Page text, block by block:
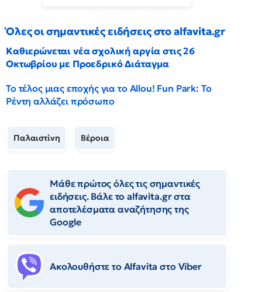
Όλες οι σημαντικές ειδήσεις στο alfavita.gr
Καθιερώνεται νέα σχολική αργία στις 26
Οκτωβρίου με Προεδρικό Διάταγμα
Το τέλος μιας εποχής για το Allou! Fun Park: Το
Ρέντη αλλάζει πρόσωπο
Παλαιστίνη Βέροια
Μάθε πρώτος όλες τις σημαντικές
ειδήσεις. Βάλε το alfavita.gr στα
αποτελέσματα αναζήτησης της
Google
Ακολουθήστε το Αlfavita στο Viber